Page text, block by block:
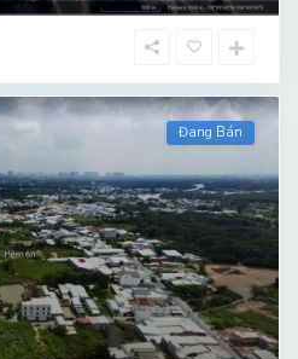
Đang Bán